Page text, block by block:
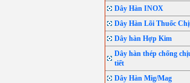
Dây Hàn INOX
Dây Hàn Lõi Thuốc
Dây hàn Hợp Kim
Dây hàn thép chống
tiết
Dây Hàn Mig/Mag